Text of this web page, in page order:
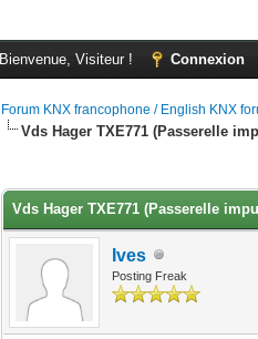
Bienvenue, Visiteur ! Connexion
Forum KNX francophone / English KNX
Vds Hager TXE771 (Passerelle
Vds Hager TXE771 (Passerelle
Ives
Posting Freak